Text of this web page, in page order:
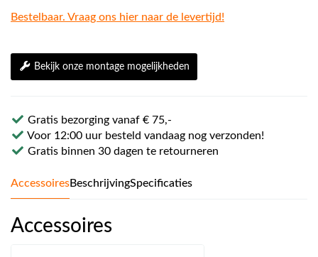
Bestelbaar. Vraag ons hier naar de levertijd!
Bekijk onze montage mogelijkheden
Gratis bezorging vanaf € 75,-
Voor 12:00 uur besteld vandaag nog verzonden!
Gratis binnen 30 dagen te retourneren
AccessoiresBeschrijvingSpecificaties
Accessoires